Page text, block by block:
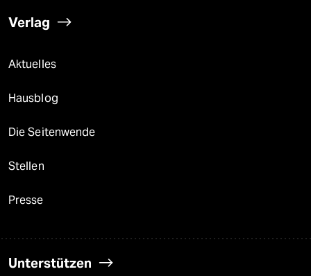
Verlag
Aktuelles
Hausblog
Die Seitenwende
Stellen
Presse
Unterstützen